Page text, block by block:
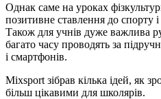
Однак саме на уроках
позитивне ставлення до спорту
Також для учнів дуже важлива
багато часу проводять за
і смартфонів.
Mixsport зібрав кілька ідей, як
більш цікавими для школярів.